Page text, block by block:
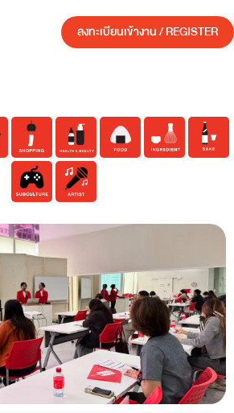
ลงทะเบียนเข้างาน / REGISTER